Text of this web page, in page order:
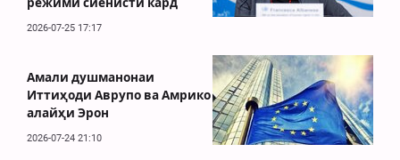
2026-07-25 17:17
Амали душманонаи
Иттиҳоди Аврупо ва Амрико
алайҳи Эрон
2026-07-24 21:10